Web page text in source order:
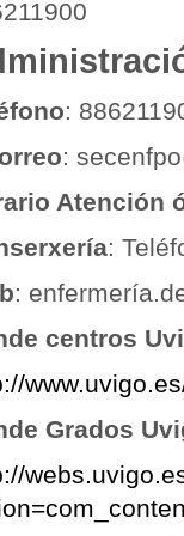
:
:
Atención
:
:
centros
Grados